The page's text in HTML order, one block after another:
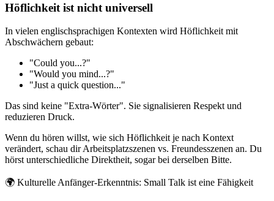
Höflichkeit ist nicht universell
In vielen englischsprachigen Kontexten wird Höflichkeit mit
Abschwächern gebaut:
"Could you...?"
"Would you mind...?"
"Just a quick question..."
Das sind keine "Extra-Wörter". Sie signalisieren Respekt und
reduzieren Druck.
Wenn du hören willst, wie sich Höflichkeit je nach Kontext
verändert, schau dir Arbeitsplatzszenen vs. Freundesszenen an. Du
hörst unterschiedliche Direktheit, sogar bei derselben Bitte.
🌍 Kulturelle Anfänger-Erkenntnis: Small Talk ist eine Fähigkeit